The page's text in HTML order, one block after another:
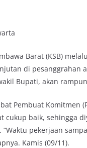
Barat (KSB)
di pesanggrahan
Bupati, akan
Pembuat
cukup baik, sehingga
pekerjaan
Kamis (09/11).